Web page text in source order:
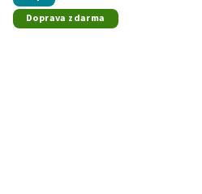
Doprava zdarma